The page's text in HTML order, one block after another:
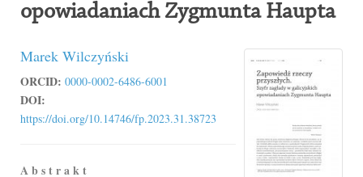
opowiadaniach Zygmunta Haupta
Marek Wilczyński
ORCID: 0000-0002-6486-6001
DOI:
https://doi.org/10.14746/fp.2023.31.38723
A b s t r a k t